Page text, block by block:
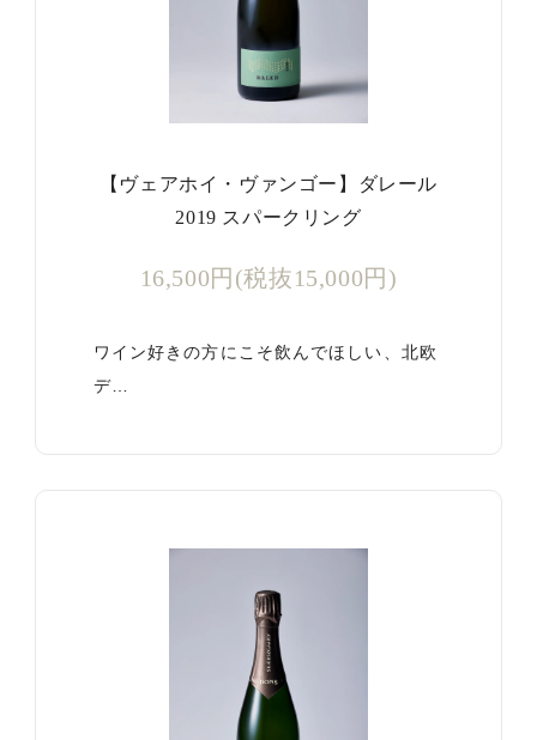
【ヴェアホイ・ヴァンゴー】ダレール
2019 スパークリング
16,500円(税抜15,000円)
ワイン好きの方にこそ飲んでほしい、北欧
デ…